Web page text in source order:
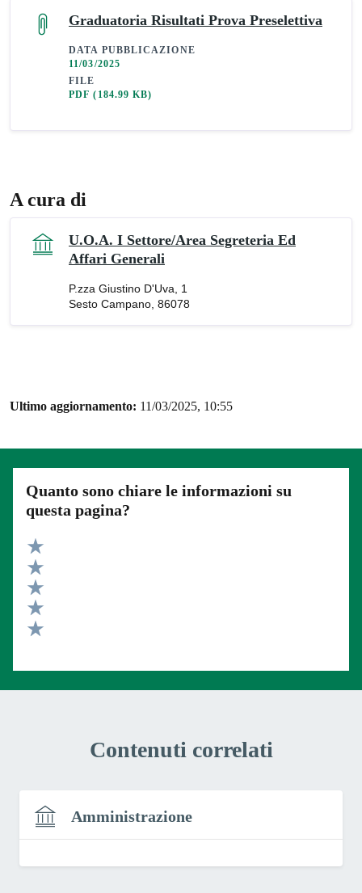
Graduatoria Risultati Prova Preselettiva
DATA PUBBLICAZIONE
11/03/2025
FILE
PDF(184.99 KB)
A cura di
U.O.A. I Settore/Area Segreteria Ed
Affari Generali
P.zza Giustino D'Uva, 1
Sesto Campano, 86078
Ultimo aggiornamento: 11/03/2025, 10:55
Quanto sono chiare le informazioni su
questa pagina?
Valuta 5 stelle su 5
Valuta 4 stelle su 5
Valuta 3 stelle su 5
Valuta 2 stelle su 5
Contenuti correlati
Amministrazione